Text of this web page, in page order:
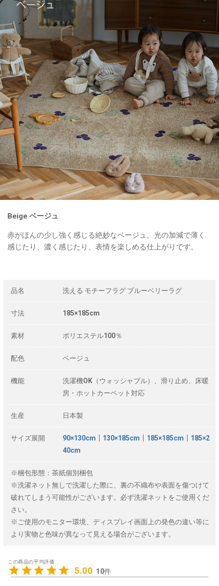
Beige ベージュ
赤がほんの少し強く感じる絶妙なベージュ。光の加減で薄く
感じたり、濃く感じたり、表情を楽しめる仕上がりです。
品名 洗える モチーフラグ ブルーベリーラグ
寸法 185×185cm
素材 ポリエステル100％
配色 ベージュ
機能
洗濯機OK（ウォッシャブル）、滑り止め、床暖
房・ホットカーペット対応
生産 日本製
サイズ展開 90×130cm 130×185cm 185×185cm
185×2
40cm
※梱包形態：茶紙個別梱包
※洗濯ネット無しで洗濯した際に、裏の不織布や表面を傷つけて
破れてしまう可能性がございます。必ず洗濯ネットをご使用くだ
さい。
※ご使用のモニター環境、ディスプレイ画面上の発色の違い等に
より実物と色味が異なって見える場合がございます。
5.00 10